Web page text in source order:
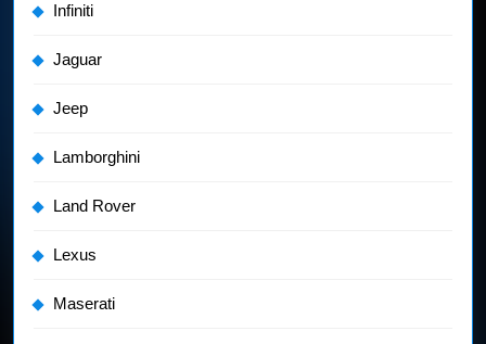
Infiniti
Jaguar
Jeep
Lamborghini
Land Rover
Lexus
Maserati